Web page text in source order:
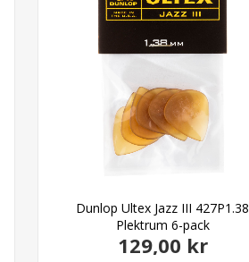
Dunlop Ultex Jazz III 427P1.38
Plektrum 6-pack
129,00 kr